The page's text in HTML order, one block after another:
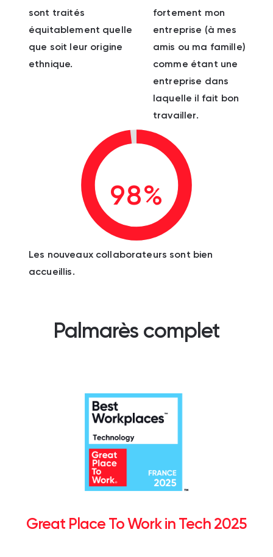
sont traités
équitablement quelle
que soit leur origine
ethnique.
fortement mon
entreprise (à mes
amis ou ma famille)
comme étant une
entreprise dans
laquelle il fait bon
travailler.
98%
Les nouveaux collaborateurs sont bien
accueillis.
Palmarès complet
Great Place To Work in Tech 2025